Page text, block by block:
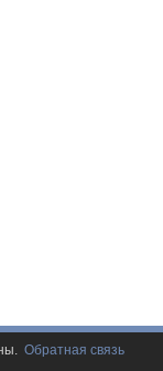
Обратная связь